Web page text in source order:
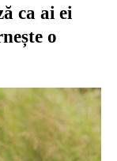
ca ai ei
o